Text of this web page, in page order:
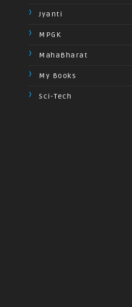
Jyanti
MPGK
MahaBharat
My Books
Sci-Tech